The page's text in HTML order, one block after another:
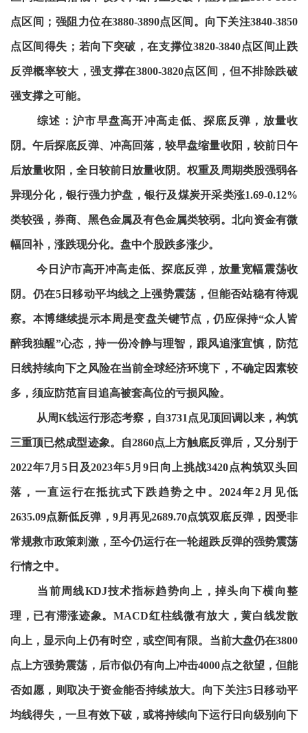
点区间；强阻力位在3880-3890点区间。向下关注3840-3850
点区间得失；若向下突破，在支撑位3820-3840点区间止跌
反弹概率较大，强支撑在3800-3820点区间，但不排除跌破
强支撑之可能。
综述：沪市早盘高开冲高走低、探底反弹，放量收
阴。午后探底反弹、冲高回落，较早盘缩量收阳，较前日午
后放量收阳，全日较前日放量收阴。权重及周期类股强弱各
异现分化，银行强力护盘，银行及煤炭开采类涨1.69-0.12%
类较强，券商、黑色金属及有色金属类较弱。北向资金有微
幅回补，涨跌现分化。盘中个股跌多涨少。
今日沪市高开冲高走低、探底反弹，放量宽幅震荡收
阴。仍在5日移动平均线之上强势震荡，但能否站稳有待观
察。本博继续提示本周是变盘关键节点，仍应保持“众人皆
醉我独醒”心态，持一份冷静与理智，跟风追涨宜慎，防范
日线持续向下之风险在当前全球经济环境下，不确定因素较
多，须应防范盲目追高被套高位的亏损风险。
从周K线运行形态考察，自3731点见顶回调以来，构筑
三重顶已然成型迹象。自2860点上方触底反弹后，又分别于
2022年7月5日及2023年5月9日向上挑战3420点构筑双头回
落，一直运行在抵抗式下跌趋势之中。2024年2月见低
2635.09点新低反弹，9月再见2689.70点筑双底反弹，因受非
常规救市政策刺激，至今仍运行在一轮超跌反弹的强势震荡
行情之中。
当前周线KDJ技术指标趋势向上，掉头向下横向整
理，已有滞涨迹象。MACD红柱线微有放大，黄白线发散
向上，显示向上仍有时空，或空间有限。当前大盘仍在3800
点上方强势震荡，后市似仍有向上冲击4000点之欲望，但能
否如愿，则取决于资金能否持续放大。向下关注5日移动平
均线得失，一旦有效下破，或将持续向下运行日向级别向下